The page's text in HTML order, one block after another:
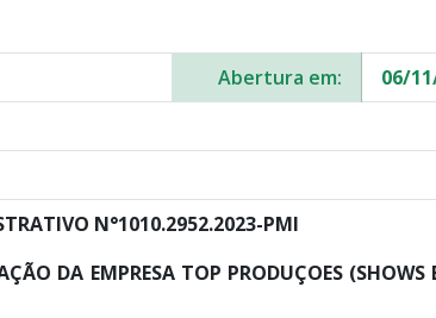
Abertura em:
06/
N°1010.2952.2023-PMI
DA EMPRESA TOP PRODUÇOES